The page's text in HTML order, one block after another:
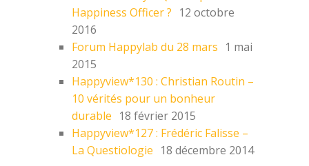
Happiness Officer ? 12 octobre
2016
Forum Happylab du 28 mars 1 mai
2015
Happyview*130 : Christian Routin –
10 vérités pour un bonheur
durable 18 février 2015
Happyview*127 : Frédéric Falisse –
La Questiologie 18 décembre 2014